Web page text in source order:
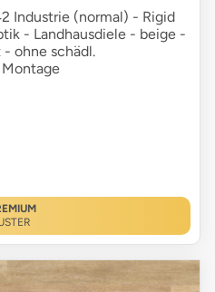
Industrie (normal) - Rigid
- Landhausdiele - beige -
ohne schädl.